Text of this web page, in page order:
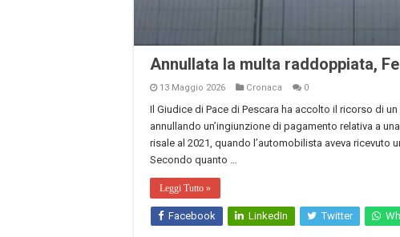
Annullata la multa raddoppiata,
13 Maggio 2026 Cronaca 0
Il Giudice di Pace di Pescara ha accolto il ricorso di
annullando un’ingiunzione di pagamento relativa a
risale al 2021, quando l’automobilista aveva ricevuto
Secondo quanto …
Leggi Tutto »
Facebook LinkedIn Twitter